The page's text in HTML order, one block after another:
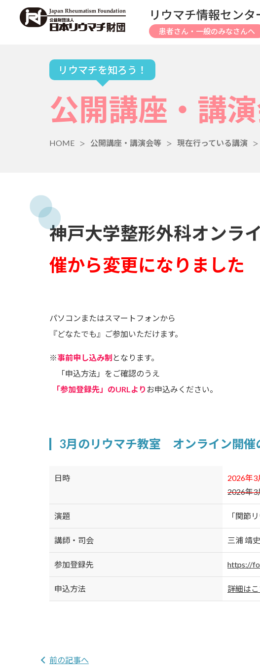
リウマチ情報センタ
患者さん・一般のみなさんへ
リウマチを知ろう！
公開講座・講
HOME 公開講座・講演会等 現在行っている講演
神戸大学整形外科オンラ
催から変更になりました
パソコンまたはスマートフォンから
『どなたでも』ご参加いただけます。
※事前申し込み制 となります。
「申込方法」をご確認のうえ
「参加登録先」のURLより お申込みください。
3月のリウマチ教室 オンライン開催
日時
2026年3
2026年3
演題 「関節
講師・司会 三浦 靖
参加登録先 https://
申込方法 詳細は
前の記事へ